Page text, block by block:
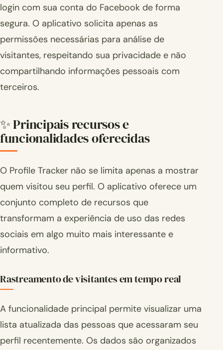
login com sua conta do Facebook de forma
segura. O aplicativo solicita apenas as
permissões necessárias para análise de
visitantes, respeitando sua privacidade e não
compartilhando informações pessoais com
terceiros.
✨ Principais recursos e
funcionalidades oferecidas
O Profile Tracker não se limita apenas a mostrar
quem visitou seu perfil. O aplicativo oferece um
conjunto completo de recursos que
transformam a experiência de uso das redes
sociais em algo muito mais interessante e
informativo.
Rastreamento de visitantes em tempo real
A funcionalidade principal permite visualizar uma
lista atualizada das pessoas que acessaram seu
perfil recentemente. Os dados são organizados